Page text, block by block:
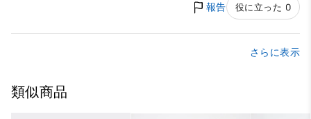
報告 役に立った 0
さらに表示
類似商品